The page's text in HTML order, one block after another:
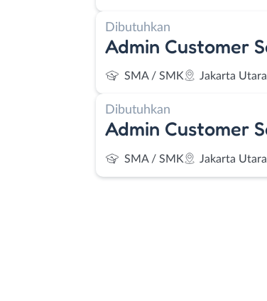
Dibutuhkan
Admin Customer
SMA / SMK Jakarta Utara
Dibutuhkan
Admin Customer
SMA / SMK Jakarta Utara